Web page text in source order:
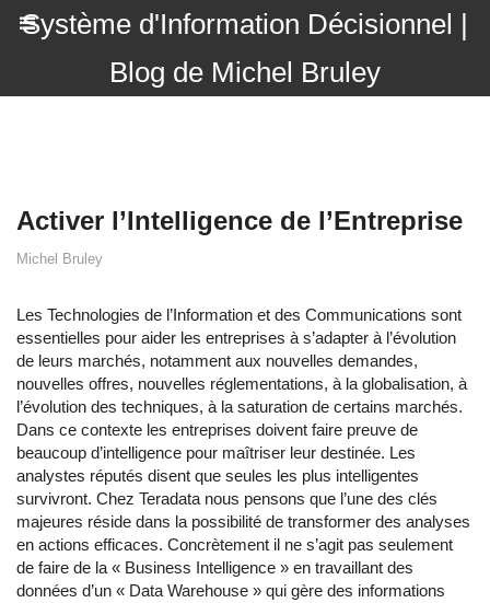
Système d'Information Décisionnel |
Blog de Michel Bruley
Activer l’Intelligence de l’Entreprise
Michel Bruley
Les Technologies de l’Information et des Communications sont
essentielles pour aider les entreprises à s’adapter à l’évolution
de leurs marchés, notamment aux nouvelles demandes,
nouvelles offres, nouvelles réglementations, à la globalisation, à
l’évolution des techniques, à la saturation de certains marchés.
Dans ce contexte les entreprises doivent faire preuve de
beaucoup d’intelligence pour maîtriser leur destinée. Les
analystes réputés disent que seules les plus intelligentes
survivront. Chez Teradata nous pensons que l’une des clés
majeures réside dans la possibilité de transformer des analyses
en actions efficaces. Concrètement il ne s’agit pas seulement
de faire de la « Business Intelligence » en travaillant des
données d’un « Data Warehouse » qui gère des informations